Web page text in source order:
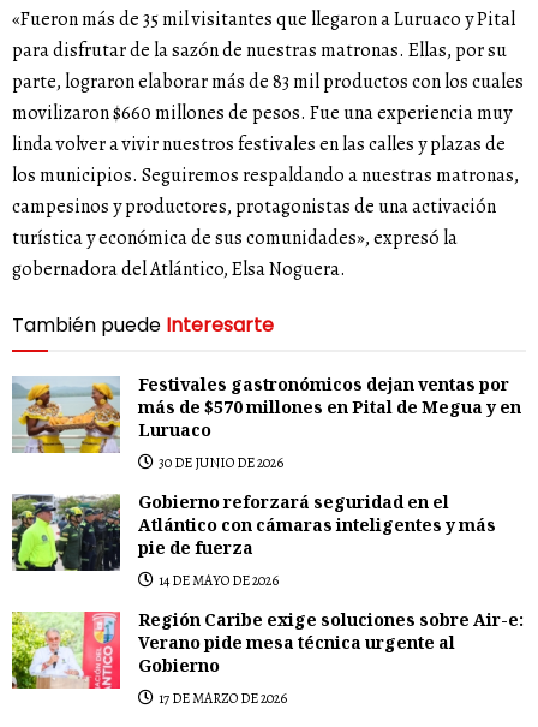
«Fueron más de 35 mil visitantes que llegaron a Luruaco y Pital
para disfrutar de la sazón de nuestras matronas. Ellas, por su
parte, lograron elaborar más de 83 mil productos con los cuales
movilizaron $660 millones de pesos. Fue una experiencia muy
linda volver a vivir nuestros festivales en las calles y plazas de
los municipios. Seguiremos respaldando a nuestras matronas,
campesinos y productores, protagonistas de una activación
turística y económica de sus comunidades», expresó la
gobernadora del Atlántico, Elsa Noguera.
También puede Interesarte
Festivales gastronómicos dejan ventas por
más de $570 millones en Pital de Megua y en
Luruaco
30 DE JUNIO DE 2026
Gobierno reforzará seguridad en el
Atlántico con cámaras inteligentes y más
pie de fuerza
14 DE MAYO DE 2026
Región Caribe exige soluciones sobre Air-e:
Verano pide mesa técnica urgente al
Gobierno
17 DE MARZO DE 2026